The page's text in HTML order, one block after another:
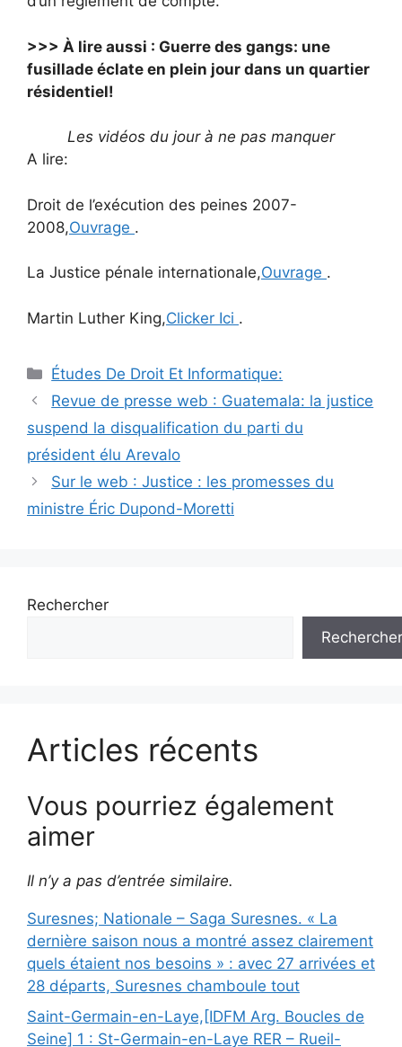
>>> À lire aussi : Guerre des gangs: une
fusillade éclate en plein jour dans un quartier
résidentiel!
Les vidéos du jour à ne pas manquer
A lire:
Droit de l’exécution des peines 2007-
2008,Ouvrage .
La Justice pénale internationale,Ouvrage .
Martin Luther King,Clicker Ici .
Catégories
Études De Droit Et Informatique:
Navigation
articles
Revue de presse web : Guatemala: la justice
suspend la disqualification du parti du
président élu Arevalo
Sur le web : Justice : les promesses du
ministre Éric Dupond-Moretti
Rechercher
Rechercher
Articles récents
Vous pourriez également
aimer
Il n’y a pas d’entrée similaire.
Suresnes; Nationale – Saga Suresnes. « La
dernière saison nous a montré assez clairement
quels étaient nos besoins » : avec 27 arrivées et
28 départs, Suresnes chamboule tout
Saint-Germain-en-Laye,[IDFM Arg. Boucles de
Seine] 1 : St-Germain-en-Laye RER – Rueil-